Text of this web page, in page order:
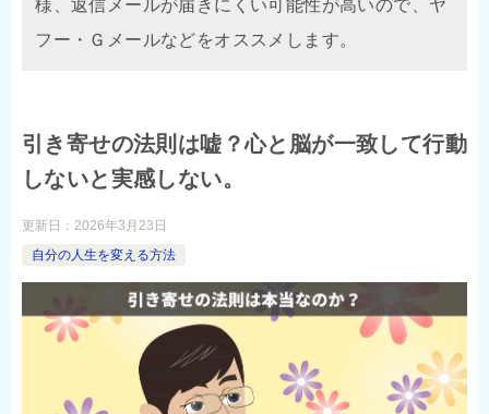
様、返信メールが届きにくい可能性が高いので、ヤ
フー・Ｇメールなどをオススメします。
引き寄せの法則は嘘？心と脳が一致して行動
しないと実感しない。
更新日： 2026年3月23日
自分の人生を変える方法